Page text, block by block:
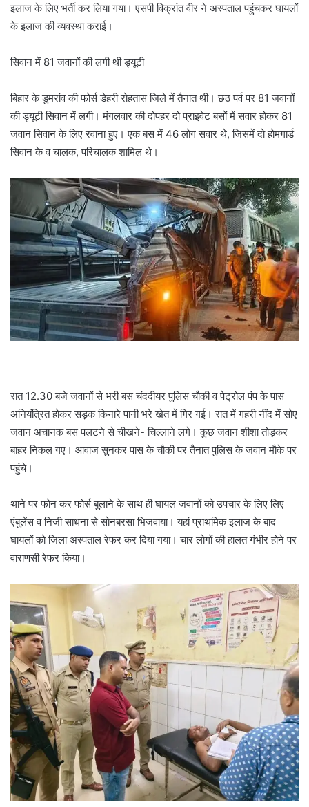
इलाज के लिए भर्ती कर लिया गया। एसपी विक्रांत वीर ने अस्पताल पहुंचकर घायलों
के इलाज की व्यवस्था कराई।
सिवान में 81 जवानों की लगी थी ड्यूटी
बिहार के डुमरांव की फोर्स डेहरी रोहतास जिले में तैनात थी। छठ पर्व पर 81 जवानों
की ड्यूटी सिवान में लगी। मंगलवार की दोपहर दो प्राइवेट बसों में सवार होकर 81
जवान सिवान के लिए रवाना हुए। एक बस में 46 लोग सवार थे, जिसमें दो होमगार्ड
सिवान के व चालक, परिचालक शामिल थे।
रात 12.30 बजे जवानों से भरी बस चंददीयर पुलिस चौकी व पेट्रोल पंप के पास
अनियंत्रित होकर सड़क किनारे पानी भरे खेत में गिर गई। रात में गहरी नींद में सोए
जवान अचानक बस पलटने से चीखने- चिल्लाने लगे। कुछ जवान शीशा तोड़कर
बाहर निकल गए। आवाज सुनकर पास के चौकी पर तैनात पुलिस के जवान मौके पर
पहुंचे।
थाने पर फोन कर फोर्स बुलाने के साथ ही घायल जवानों को उपचार के लिए लिए
एंबुलेंस व निजी साधना से सोनबरसा भिजवाया। यहां प्राथमिक इलाज के बाद
घायलों को जिला अस्पताल रेफर कर दिया गया। चार लोगों की हालत गंभीर होने पर
वाराणसी रेफर किया।